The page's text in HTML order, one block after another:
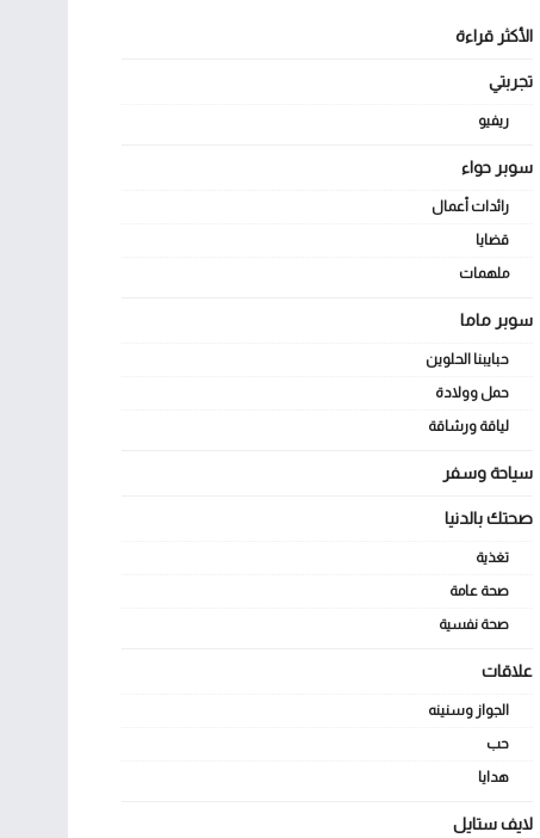
الأكثر قراءة
تجربتي
ريفيو
سوبر حواء
رائدات أعمال
قضايا
ملهمات
سوبر ماما
حبايبنا الحلوين
حمل وولادة
لياقة ورشاقة
سياحة وسفر
صحتك بالدنيا
تغذية
صحة عامة
صحة نفسية
علاقات
الجواز وسنينه
حب
هدايا
لايف ستايل